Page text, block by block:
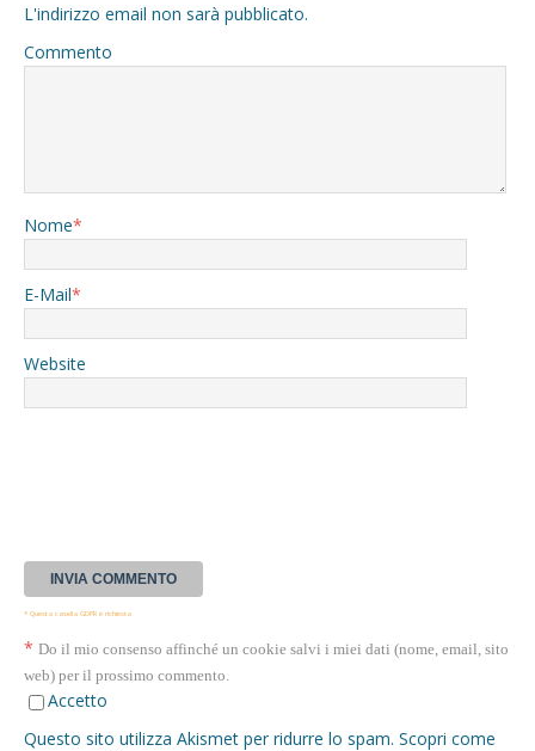
L'indirizzo email non sarà pubblicato.
Commento
Nome*
E-Mail*
Website
* Questa casella GDPR è richiesta
* Do il mio consenso affinché un cookie salvi i miei dati (nome, email, sito
web) per il prossimo commento.
Accetto
Questo sito utilizza Akismet per ridurre lo spam. Scopri come